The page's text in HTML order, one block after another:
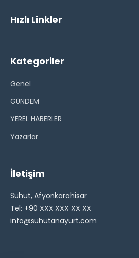
Hızlı Linkler
Kategoriler
Genel
GÜNDEM
YEREL HABERLER
Yazarlar
İletişim
Suhut, Afyonkarahisar
Tel: +90 XXX XXX XX XX
info@suhutanayurt.com